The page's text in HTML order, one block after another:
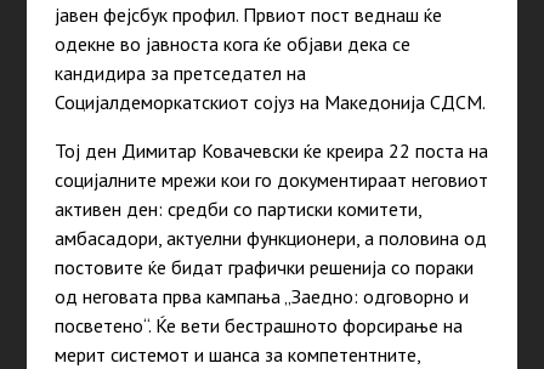
јавен фејсбук профил. Првиот пост веднаш ќе
одекне во јавноста кога ќе објави дека се
кандидира за претседател на
Социјалдеморкатскиот сојуз на Македонија СДСМ.
Тој ден Димитар Ковачевски ќе креира 22 поста на
социјалните мрежи кои го документираат неговиот
активен ден: средби со партиски комитети,
амбасадори, актуелни функционери, а половина од
постовите ќе бидат графички решенија со пораки
од неговата прва кампања „Заедно: одговорно и
посветено“. Ќе вети бестрашното форсирање на
мерит системот и шанса за компетентните,